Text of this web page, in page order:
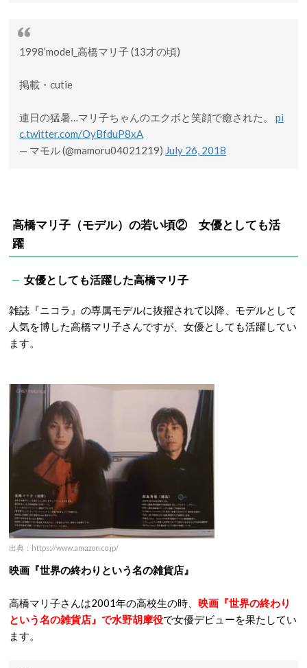
1998’model_高橋マリ子 (13才の頃)
掲載・cutie
連日の猛暑…マリ子ちゃんのエクボと笑顔で癒された。 pi
c.twitter.com/OyBfduP8xA
— マモル (@mamoru04021219) July 26, 2018
高橋マリ子（モデル）の若い頃② 女優としても活
躍
女優としても活躍した高橋マリ子
雑誌『ニコラ』の専属モデルに抜擢されて以降、モデルとして
人気を博した高橋マリ子さんですが、女優としても活躍してい
ます。
出典：https://www.amazon.co.jp/
映画『世界の終わりという名の雑貨店』
高橋マリ子さんは2001年の高校生の時、 映画『世界の終わり
という名の雑貨店』で水野胡摩役で女優デビューを果たしてい
ます。